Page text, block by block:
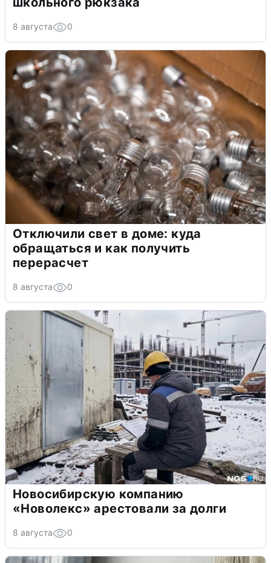
8 августа 0
Отключили свет в доме: куда
обращаться и как получить
перерасчет
8 августа 0
Новосибирскую компанию
«Новолекс» арестовали за долги
8 августа 0